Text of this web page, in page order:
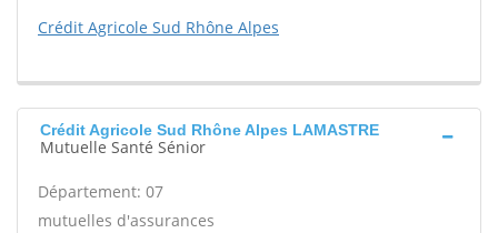
Crédit Agricole Sud Rhône Alpes
Crédit Agricole Sud Rhône Alpes LAMASTRE
Mutuelle Santé Sénior
Département: 07
mutuelles d'assurances